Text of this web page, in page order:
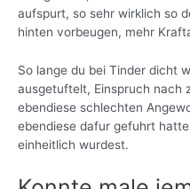
aufspurt, so sehr wirklich so
hinten vorbeugen, mehr
So lange du bei Tinder dicht
ausgetuftelt, Einspruch nach
ebendiese schlechten
ebendiese dafur gefuhrt
einheitlich wurdest.